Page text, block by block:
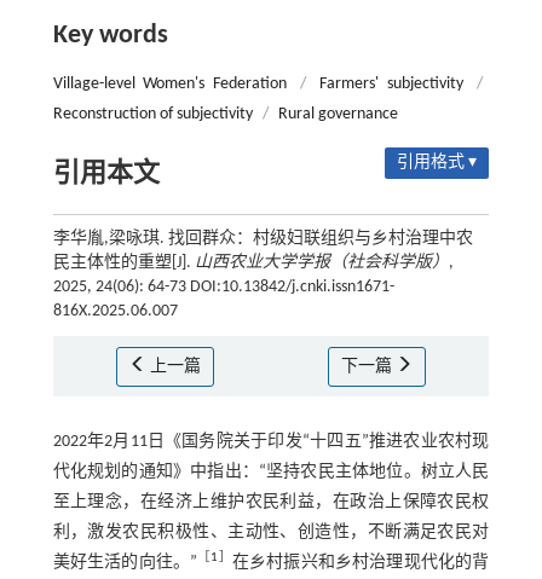
Key words
Village-level Women's Federation / Farmers' subjectivity
/
Reconstruction of subjectivity / Rural governance
引用本文 引用格式 ▾
李华胤,梁咏琪. 找回群众：村级妇联组织与乡村治理中农
民主体性的重塑[J]. 山西农业大学学报（社会科学版） ,
2025, 24(06): 64-73 DOI:10.13842/j.cnki.issn1671-
816X.2025.06.007
上一篇 下一篇
2022年2月11日《国务院关于印发“十四五”推进农业农村现
代化规划的通知》中指出：“坚持农民主体地位。树立人民
至上理念，在经济上维护农民利益，在政治上保障农民权
利，激发农民积极性、主动性、创造性，不断满足农民对
美好生活的向往。”
1
在乡村振兴和乡村治理现代化的背